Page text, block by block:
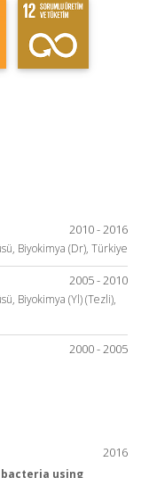
2010 - 2016
Biyokimya (Dr), Türkiye
2005 - 2010
Biyokimya (Yl) (Tezli),
2000 - 2005
2016
using